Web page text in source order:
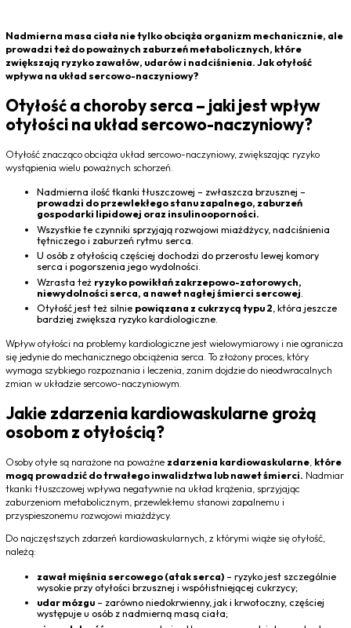
Nadmierna masa ciała nie tylko obciąża organizm mechanicznie, ale
prowadzi też do poważnych zaburzeń metabolicznych, które
zwiększają ryzyko zawałów, udarów i nadciśnienia. Jak otyłość
wpływa na układ sercowo-naczyniowy?
Otyłość a choroby serca – jaki jest wpływ
otyłości na układ sercowo-naczyniowy?
Otyłość znacząco obciąża układ sercowo-naczyniowy, zwiększając ryzyko
wystąpienia wielu poważnych schorzeń.
Nadmierna ilość tkanki tłuszczowej – zwłaszcza brzusznej –
prowadzi do przewlekłego stanu zapalnego, zaburzeń
gospodarki lipidowej oraz insulinooporności.
Wszystkie te czynniki sprzyjają rozwojowi miażdżycy, nadciśnienia
tętniczego i zaburzeń rytmu serca.
U osób z otyłością częściej dochodzi do przerostu lewej komory
serca i pogorszenia jego wydolności.
Wzrasta też ryzyko powikłań zakrzepowo-zatorowych,
niewydolności serca, a nawet nagłej śmierci sercowej
Otyłość jest też silnie powiązana z cukrzycą typu 2, która jeszcze
bardziej zwiększa ryzyko kardiologiczne.
Wpływ otyłości na problemy kardiologiczne jest wielowymiarowy i nie ogranicza
się jedynie do mechanicznego obciążenia serca. To złożony proces, który
wymaga szybkiego rozpoznania i leczenia, zanim dojdzie do nieodwracalnych
zmian w układzie sercowo-naczyniowym.
Jakie zdarzenia kardiowaskularne grożą
osobom z otyłością?
Osoby otyłe są narażone na poważne zdarzenia kardiowaskularne które
mogą prowadzić do trwałego inwalidztwa lub nawet śmierci. Nadmiar
tkanki tłuszczowej wpływa negatywnie na układ krążenia, sprzyjając
zaburzeniom metabolicznym, przewlekłemu stanowi zapalnemu i
przyspieszonemu rozwojowi miażdżycy.
Do najczęstszych zdarzeń kardiowaskularnych, z którymi wiąże się otyłość,
należą:
zawał mięśnia sercowego (atak serca)– ryzyko jest szczególnie
wysokie przy otyłości brzusznej i współistniejącej cukrzycy;
udar mózgu– zarówno niedokrwienny, jak i krwotoczny, częściej
występuje u osób z nadmierną masą ciała;